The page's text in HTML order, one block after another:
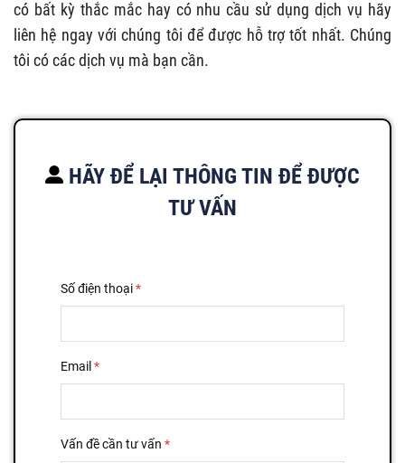
có bất kỳ thắc mắc hay có nhu cầu sử dụng dịch vụ hãy
liên hệ ngay với chúng tôi để được hỗ trợ tốt nhất. Chúng
tôi có các dịch vụ mà bạn cần.
HÃY ĐỂ LẠI THÔNG TIN ĐỂ ĐƯỢC
TƯ VẤN